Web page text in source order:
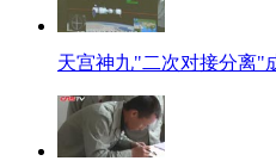
天宫神九"二次对接分离"